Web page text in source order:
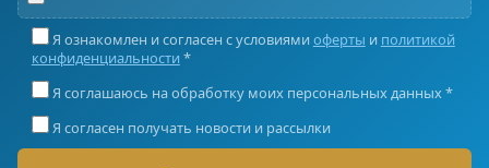
Я ознакомлен и согласен с условиями оферты и политикой
конфиденциальности *
Я соглашаюсь на обработку моих персональных данных *
Я согласен получать новости и рассылки